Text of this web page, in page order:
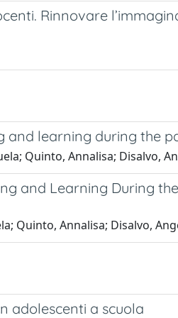
Rinnovare
learning during the
Quinto, Annalisa; Disalvo,
and Learning During
Quinto, Annalisa; Disalvo,
adolescenti a scuola